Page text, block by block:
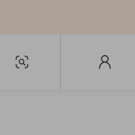
Bildsök
Logga